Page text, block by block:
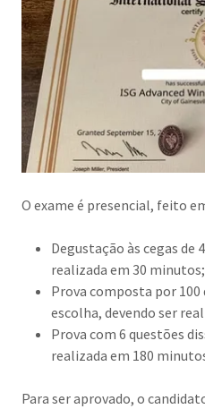
O exame é presencial, feito
Degustação às cegas de
realizada em 30 minutos;
Prova composta por
escolha, devendo ser
Prova com 6 questões
realizada em 180
Para ser aprovado, o